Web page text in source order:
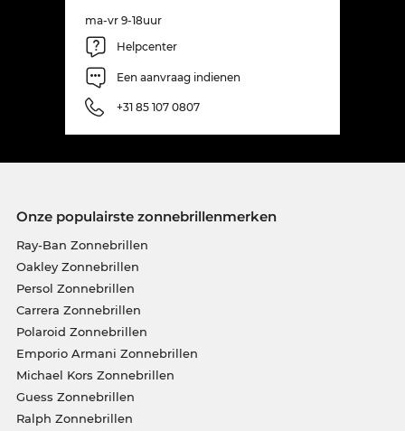
ma-vr 9-18uur
Helpcenter
Een aanvraag indienen
+31 85 107 0807
Onze populairste zonnebrillenmerken
Ray-Ban Zonnebrillen
Oakley Zonnebrillen
Persol Zonnebrillen
Carrera Zonnebrillen
Polaroid Zonnebrillen
Emporio Armani Zonnebrillen
Michael Kors Zonnebrillen
Guess Zonnebrillen
Ralph Zonnebrillen